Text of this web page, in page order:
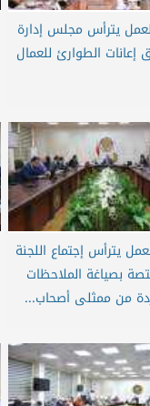
يترأس مجلس إدارة
إعانات الطوارئ للعمال
يترأس إجتماع اللجنة
بصياغة الملاحظات
من ممثلى أصحاب...